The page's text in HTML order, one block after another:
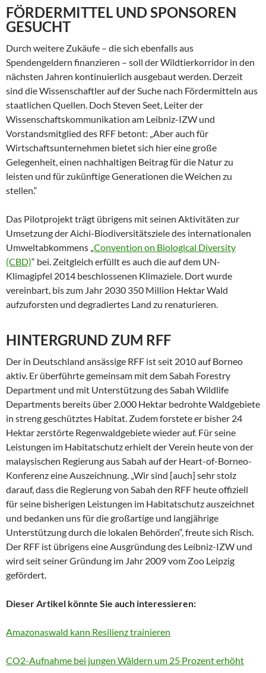
FÖRDERMITTEL UND SPONSOREN
GESUCHT
Durch weitere Zukäufe – die sich ebenfalls aus
Spendengeldern finanzieren – soll der Wildtierkorridor in den
nächsten Jahren kontinuierlich ausgebaut werden. Derzeit
sind die Wissenschaftler auf der Suche nach Fördermitteln aus
staatlichen Quellen. Doch Steven Seet, Leiter der
Wissenschaftskommunikation am Leibniz-IZW und
Vorstandsmitglied des RFF betont: „Aber auch für
Wirtschaftsunternehmen bietet sich hier eine große
Gelegenheit, einen nachhaltigen Beitrag für die Natur zu
leisten und für zukünftige Generationen die Weichen zu
stellen.“
Das Pilotprojekt trägt übrigens mit seinen Aktivitäten zur
Umsetzung der Aichi-Biodiversitätsziele des internationalen
Umweltabkommens „Convention on Biological Diversity
(CBD)“ bei. Zeitgleich erfüllt es auch die auf dem UN-
Klimagipfel 2014 beschlossenen Klimaziele. Dort wurde
vereinbart, bis zum Jahr 2030 350 Million Hektar Wald
aufzuforsten und degradiertes Land zu renaturieren.
HINTERGRUND ZUM RFF
Der in Deutschland ansässige RFF ist seit 2010 auf Borneo
aktiv. Er überführte gemeinsam mit dem Sabah Forestry
Department und mit Unterstützung des Sabah Wildlife
Departments bereits über 2.000 Hektar bedrohte Waldgebiete
in streng geschütztes Habitat. Zudem forstete er bisher 24
Hektar zerstörte Regenwaldgebiete wieder auf. Für seine
Leistungen im Habitatschutz erhielt der Verein heute von der
malaysischen Regierung aus Sabah auf der Heart-of-Borneo-
Konferenz eine Auszeichnung. „Wir sind [auch] sehr stolz
darauf, dass die Regierung von Sabah den RFF heute offiziell
für seine bisherigen Leistungen im Habitatschutz auszeichnet
und bedanken uns für die großartige und langjährige
Unterstützung durch die lokalen Behörden“, freute sich Risch.
Der RFF ist übrigens eine Ausgründung des Leibniz-IZW und
wird seit seiner Gründung im Jahr 2009 vom Zoo Leipzig
gefördert.
Dieser Artikel könnte Sie auch interessieren:
Amazonaswald kann Resilienz trainieren
CO2-Aufnahme bei jungen Wäldern um 25 Prozent erhöht